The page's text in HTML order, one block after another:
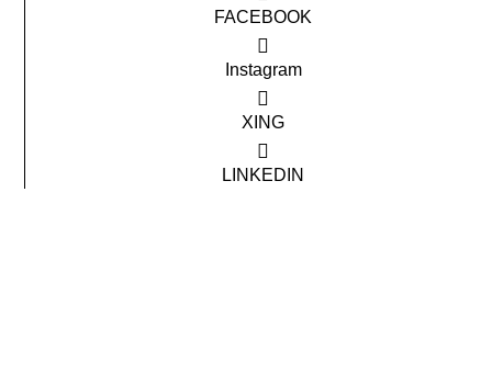
FACEBOOK
Instagram
XING
LINKEDIN